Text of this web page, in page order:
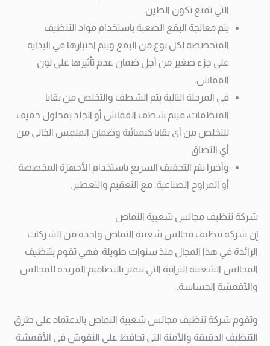
التي تمنع تكون الطين.
يتم معالجة البقع الصعبة باستخدام مواد التنظيف
المتخصصة لكل نوع من البقع ويتم اختبارها في البداية
على جزء صغير من أجل ضمان عدم تأثيرها على لون
القماش.
في المرحلة التالية يتم الشطف والتخلص من بقايا
المنظفات، فيتم شطف القماش أو الجلد بمحلول خفيف
للتخلص من أي بقايا كيميائية وضمان الملمس الخالي من
أي التصاق.
وأخيرا يتم التجفيف السريع باستخدام الأجهزة المخصصة
أو المراوح الصناعية، مع التعقيم والتعطير.
شركة تنظيف مجالس شعبية النماص
إن شركة تنظيف مجالس شعبية النماص واحدة من الشركات
الرائدة في هذا المجال منذ سنوات طويلة، فهي تقوم بتنظيف
المجالس الشعبية التراثية التي تتميز بالتصاميم الفريدة للمجالس
والأقمشة الحساسة.
وتقوم شركة تنظيف مجالس شعبية النماص بالاعتماد على طرق
التنظيف الدقيقة والآمنة التي تحافظ على النقوش في الأقمشة